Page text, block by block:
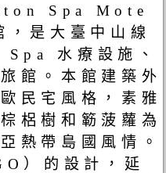
Spa Mote
是大臺中山線
Spa 水療設施、
館。本館建築外
民宅風格，素雅
梠樹和簕菠蘿為
熱帶島國風情。
）的設計，延